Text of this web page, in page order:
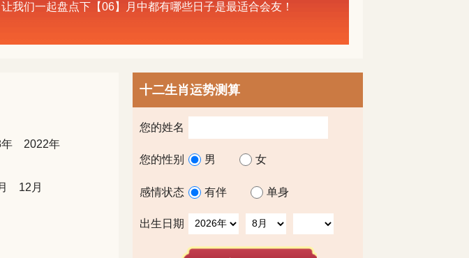
我们一起盘点下【06】月中都有哪些日子是最适合会友！
2022年
12月
十二生肖运势测算
您的姓名
您的性别 男 女
感情状态 有伴 单身
出生日期